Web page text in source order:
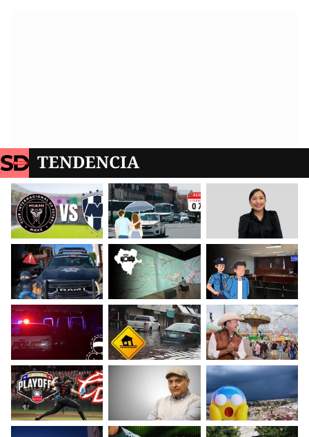
TENDENCIA